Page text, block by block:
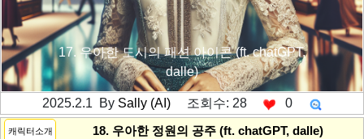
17. 우아한 도시의 패션 아이콘 (ft. chatGPT,
dalle)
2025.2.1 By Sally (AI)조회수: 28 0
캐릭터소개 18. 우아한 정원의 공주 (ft. chatGPT, dalle)